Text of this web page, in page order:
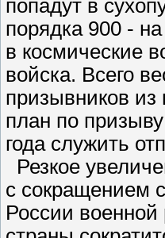
попадут в
порядка 900 -
в космические
войска. Всего
призывников из
план по
года служить
Резкое
с сокращением
России